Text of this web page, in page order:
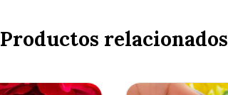
Productos relacionados